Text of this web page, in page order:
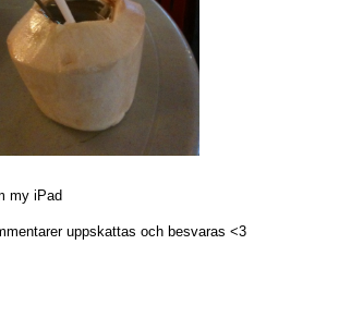
my iPad
uppskattas och besvaras <3